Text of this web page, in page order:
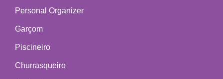
Personal Organizer
Garçom
Piscineiro
Churrasqueiro